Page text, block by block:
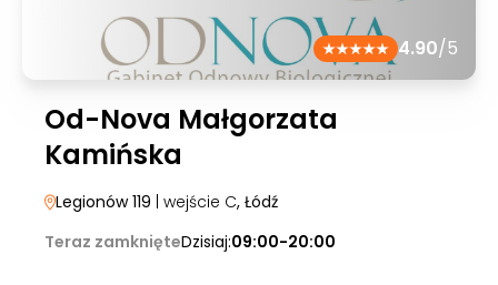
4.90/5
Od-Nova Małgorzata
Kamińska
Legionów 119 | wejście C, Łódź
Teraz zamknięteDzisiaj:09:00-20:00